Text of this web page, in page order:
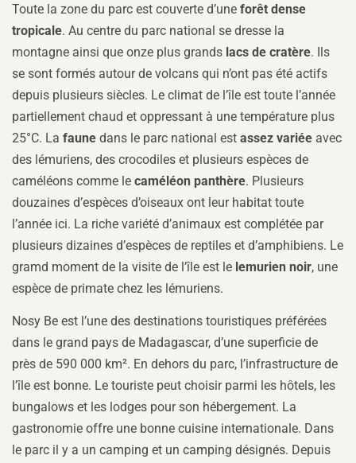
Toute la zone du parc est couverte d’une forêt dense
tropicale. Au centre du parc national se dresse la
montagne ainsi que onze plus grands lacs de cratère. Ils
se sont formés autour de volcans qui n’ont pas été actifs
depuis plusieurs siècles. Le climat de l’île est toute l’année
partiellement chaud et oppressant à une température plus
25°C. La faune dans le parc national est assez variée avec
des lémuriens, des crocodiles et plusieurs espèces de
caméléons comme le caméléon panthère. Plusieurs
douzaines d’espèces d’oiseaux ont leur habitat toute
l’année ici. La riche variété d’animaux est complétée par
plusieurs dizaines d’espèces de reptiles et d’amphibiens. Le
gramd moment de la visite de l’île est le lemurien noir, une
espèce de primate chez les lémuriens.
Nosy Be est l’une des destinations touristiques préférées
dans le grand pays de Madagascar, d’une superficie de
près de 590 000 km². En dehors du parc, l’infrastructure de
l’île est bonne. Le touriste peut choisir parmi les hôtels, les
bungalows et les lodges pour son hébergement. La
gastronomie offre une bonne cuisine internationale. Dans
le parc il y a un camping et un camping désignés. Depuis